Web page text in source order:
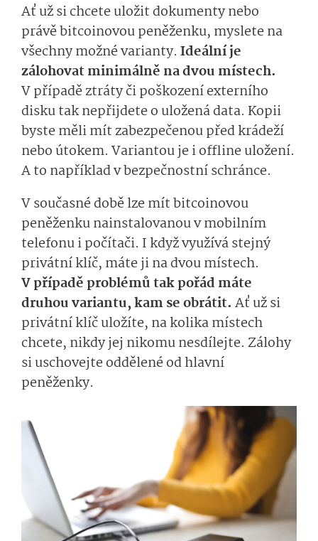
Ať už si chcete uložit dokumenty nebo
právě bitcoinovou peněženku, myslete na
všechny možné varianty. Ideální je
zálohovat minimálně na dvou místech.
V případě ztráty či poškození externího
disku tak nepřijdete o uložená data. Kopii
byste měli mít zabezpečenou před krádeží
nebo útokem. Variantou je i offline uložení.
A to například v bezpečnostní schránce.
V současné době lze mít bitcoinovou
peněženku nainstalovanou v mobilním
telefonu i počítači. I když využívá stejný
privátní klíč, máte ji na dvou místech.
V případě problémů tak pořád máte
druhou variantu, kam se obrátit. Ať už si
privátní klíč uložíte, na kolika místech
chcete, nikdy jej nikomu nesdílejte. Zálohy
si uschovejte oddělené od hlavní
peněženky.